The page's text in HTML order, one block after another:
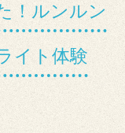
！ルンルン
イト体験